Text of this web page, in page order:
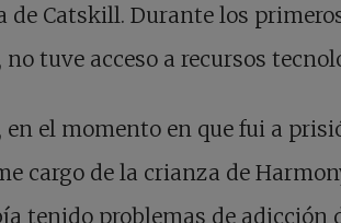
de Catskill. Durante los
tuve acceso a recursos
en el momento en que fui a
cargo de la crianza de
tenido problemas de adicción